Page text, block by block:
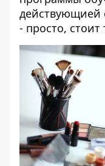
действующией
- просто, стоит